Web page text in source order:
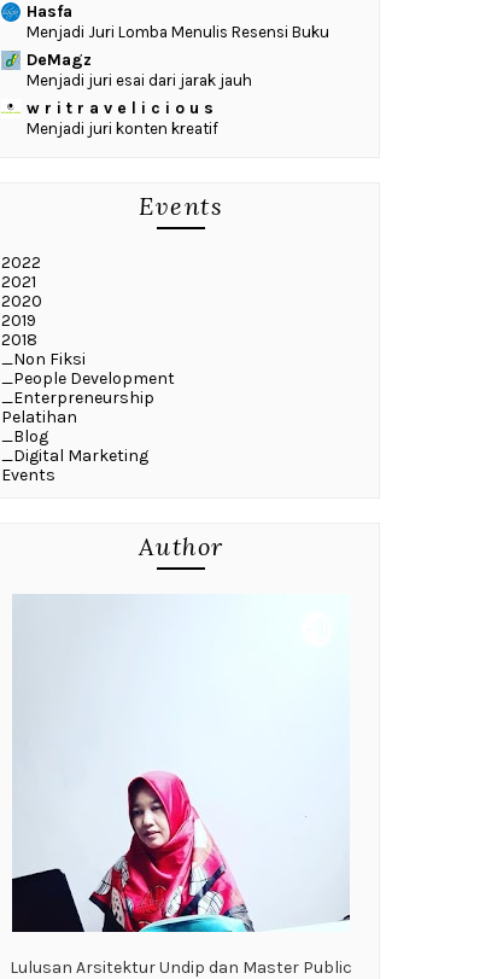
Hasfa
Menjadi Juri Lomba Menulis Resensi Buku
DeMagz
Menjadi juri esai dari jarak jauh
w r i t r a v e l i c i o u s
Menjadi juri konten kreatif
Events
2022
2021
2020
2019
2018
_Non Fiksi
_People Development
_Enterpreneurship
Pelatihan
_Blog
_Digital Marketing
Events
Author
Lulusan Arsitektur Undip dan Master Public